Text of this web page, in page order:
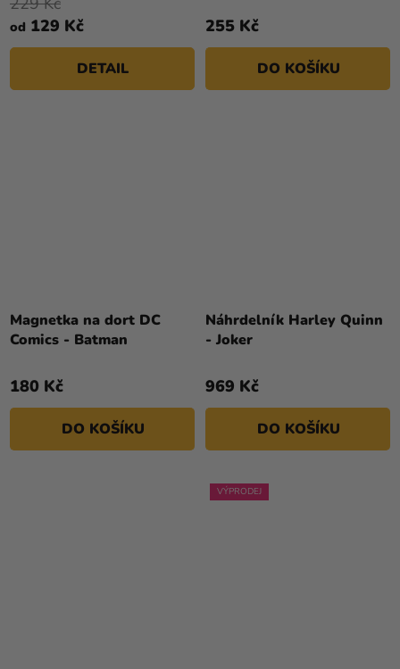
od 129 Kč
DETAIL
255 Kč
DO KOŠÍKU
Magnetka na dort DC
Comics - Batman
180 Kč
DO KOŠÍKU
Náhrdelník Harley Quinn
- Joker
969 Kč
DO KOŠÍKU
VÝPRODEJ